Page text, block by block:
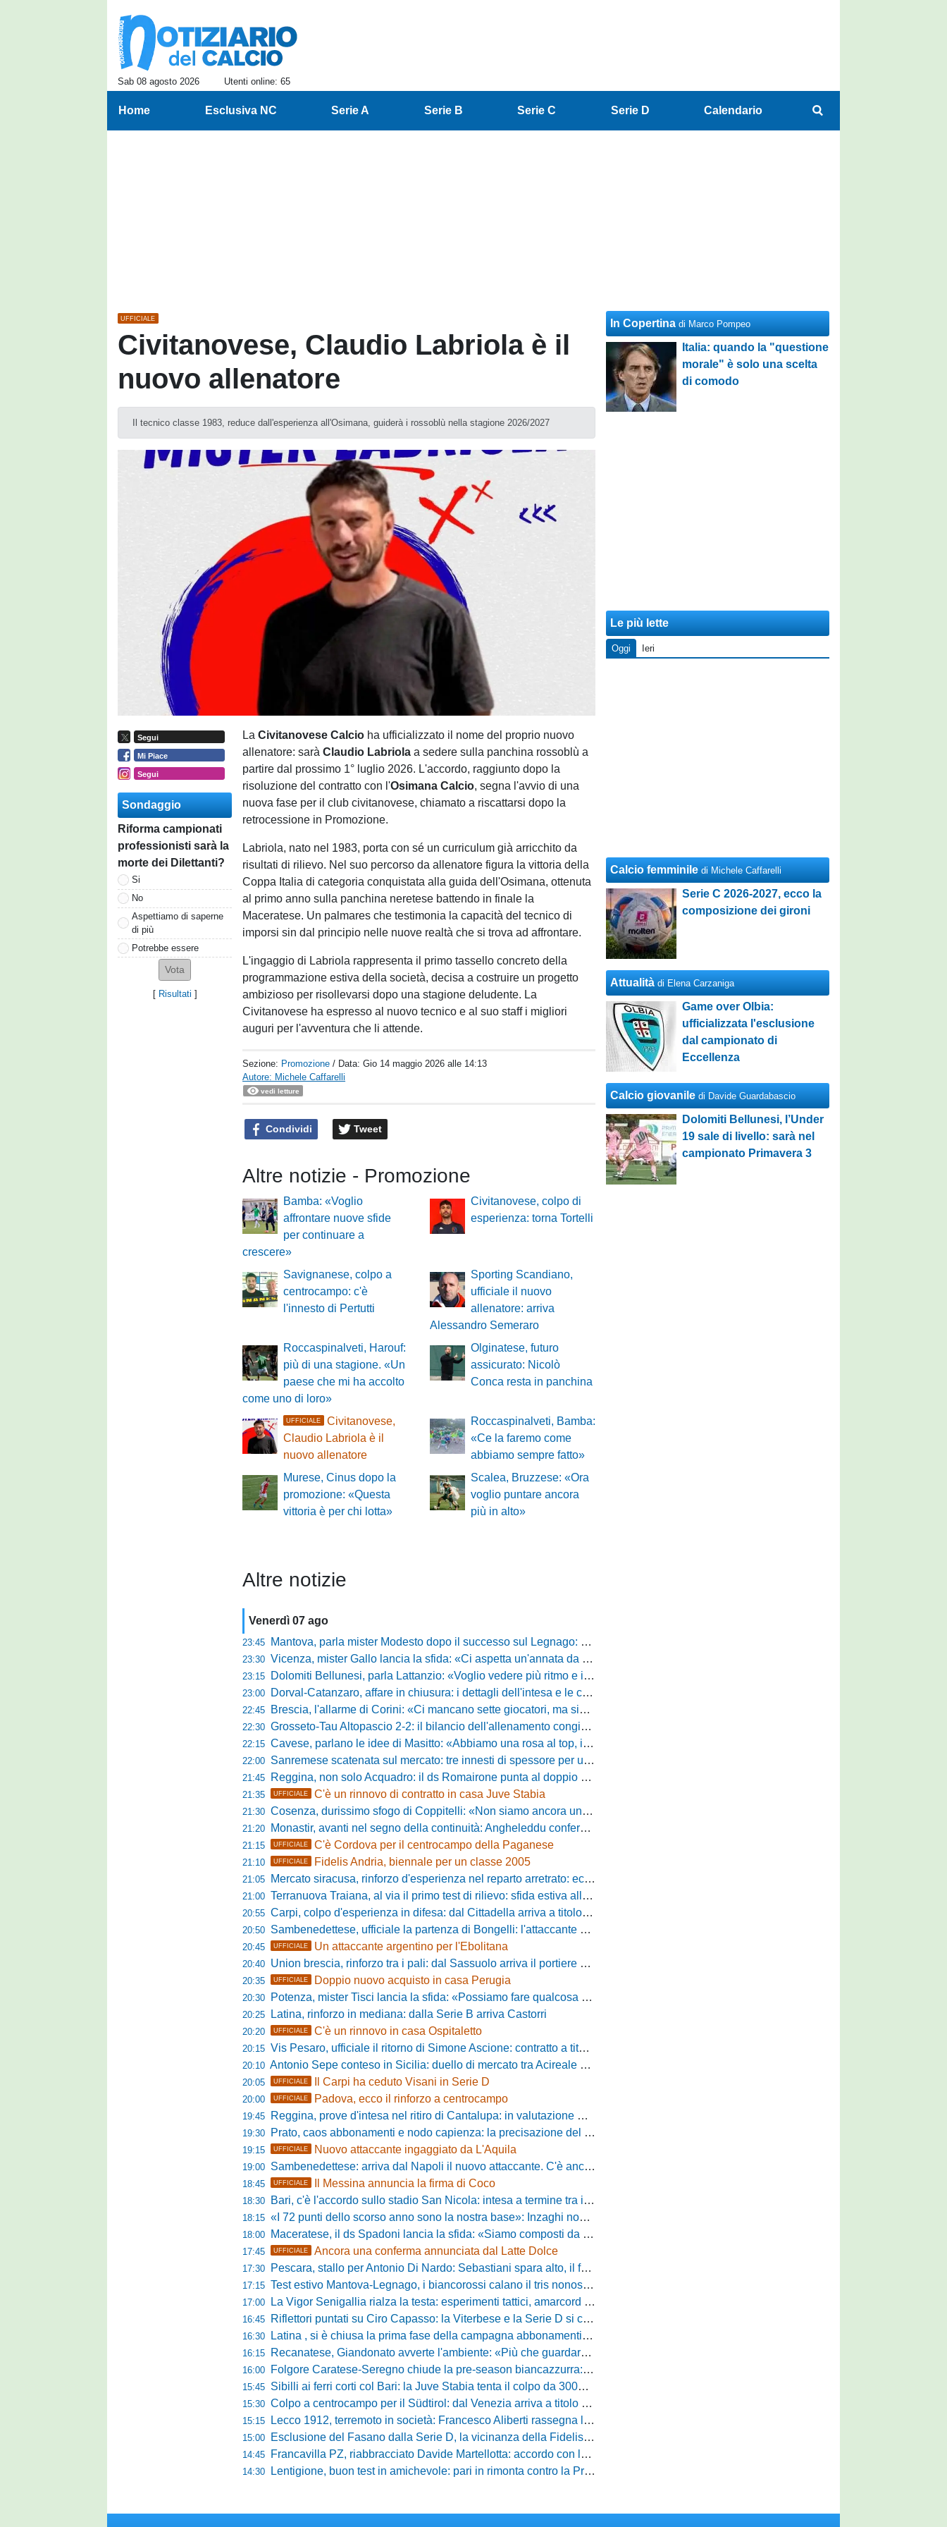
Sab 08 agosto 2026 Utenti online: 65
Home Esclusiva NC Serie A Serie B Serie C Serie D Calendario
UFFICIALE
Civitanovese, Claudio Labriola è il
nuovo allenatore
Il tecnico classe 1983, reduce dall'esperienza all'Osimana, guiderà i rossoblù nella stagione 2026/2027
Segui
Mi Piace
Segui
Sondaggio
Riforma campionati
professionisti sarà la
morte dei Dilettanti?
Si
No
Aspettiamo di saperne
di più
Potrebbe essere
[ Risultati ]
LaCivitanovese Calcio ha ufficializzato il nome del proprio nuovo
allenatore: saràClaudio Labriolaa sedere sulla panchina rossoblù a
partire dal prossimo 1° luglio 2026. L'accordo, raggiunto dopo la
risoluzione del contratto con l'Osimana Calcio, segna l'avvio di una
nuova fase per il club civitanovese, chiamato a riscattarsi dopo la
retrocessione in Promozione.
Labriola, nato nel 1983, porta con sé un curriculum già arricchito da
risultati di rilievo. Nel suo percorso da allenatore figura la vittoria della
Coppa Italia di categoria conquistata alla guida dell'Osimana, ottenuta
al primo anno sulla panchina neretese battendo in finale la
Maceratese. Un palmares che testimonia la capacità del tecnico di
imporsi sin dal principio nelle nuove realtà che si trova ad affrontare.
L'ingaggio di Labriola rappresenta il primo tassello concreto della
programmazione estiva della società, decisa a costruire un progetto
ambizioso per risollevarsi dopo una stagione deludente. La
Civitanovese ha espresso al nuovo tecnico e al suo staff i migliori
auguri per l'avventura che li attende.
Sezione: Promozione / Data:Gio 14 maggio 2026 alle 14:13
Autore: Michele Caffarelli
vedi letture
Condividi Tweet
Altre notizie - Promozione
Bamba: «Voglio
affrontare nuove sfide
per continuare a
crescere»
Civitanovese, colpo di
esperienza: torna Tortelli
Savignanese, colpo a
centrocampo: c'è
l'innesto di Pertutti
Sporting Scandiano,
ufficiale il nuovo
allenatore: arriva
Alessandro Semeraro
Roccaspinalveti, Harouf:
più di una stagione. «Un
paese che mi ha accolto
come uno di loro»
Olginatese, futuro
assicurato: Nicolò
Conca resta in panchina
UFFICIALE
Civitanovese,
Claudio Labriola è il
nuovo allenatore
Roccaspinalveti, Bamba:
«Ce la faremo come
abbiamo sempre fatto»
Murese, Cinus dopo la
promozione: «Questa
vittoria è per chi lotta»
Scalea, Bruzzese: «Ora
voglio puntare ancora
più in alto»
Altre notizie
Venerdì 07 ago
23:45 Mantova, parla mister Modesto dopo il successo sul Legnago: "Buona tenuta nervosa, ma dobbiamo migliorare"
23:30 Vicenza, mister Gallo lancia la sfida: «Ci aspetta un'annata da protagonisti in B, ma qui nessuno ha il posto fisso»
23:15 Dolomiti Bellunesi, parla Lattanzio: «Voglio vedere più ritmo e intensità, dobbiamo lasciare tutto sul campo»
23:00 Dorval-Catanzaro, affare in chiusura: i dettagli dell'intesa e le cifre dell'operazione
22:45 Brescia, l'allarme di Corini: «Ci mancano sette giocatori, ma siamo una squadra forte»
22:30 Grosseto-Tau Altopascio 2-2: il bilancio dell'allenamento congiunto e la risposta dei nuovi arrivi
22:15 Cavese, parlano le idee di Masitto: «Abbiamo una rosa al top, il pubblico del Lamberti ci spingerà lontano»
22:00 Sanremese scatenata sul mercato: tre innesti di spessore per un attacco da sogni
21:45 Reggina, non solo Acquadro: il ds Romairone punta al doppio colpo Baldan-Volpicelli
21:35 UFFICIALE C'è un rinnovo di contratto in casa Juve Stabia
21:30 Cosenza, durissimo sfogo di Coppitelli: «Non siamo ancora una squadra, ora serve tirare una riga!»
21:20 Monastir, avanti nel segno della continuità: Angheleddu confermato in panchina, in attacco arriva Loru
21:15 UFFICIALE C'è Cordova per il centrocampo della Paganese
21:10 UFFICIALE Fidelis Andria, biennale per un classe 2005
21:05 Mercato siracusa, rinforzo d'esperienza nel reparto arretrato: ecco Orlando
21:00 Terranuova Traiana, al via il primo test di rilievo: sfida estiva allo Zecchini con il Grosseto
20:55 Carpi, colpo d'esperienza in difesa: dal Cittadella arriva a titolo definitivo Riccardo Gatti
20:50 Sambenedettese, ufficiale la partenza di Bongelli: l'attaccante passa in Serie D
20:45 UFFICIALE Un attaccante argentino per l'Ebolitana
20:40 Union brescia, rinforzo tra i pali: dal Sassuolo arriva il portiere Gioele Zacchi
20:35 UFFICIALE Doppio nuovo acquisto in casa Perugia
20:30 Potenza, mister Tisci lancia la sfida: «Possiamo fare qualcosa di storico e regalarci la trasferta a Genova»
20:25 Latina, rinforzo in mediana: dalla Serie B arriva Castorri
20:20 UFFICIALE C'è un rinnovo in casa Ospitaletto
20:15 Vis Pesaro, ufficiale il ritorno di Simone Ascione: contratto a titolo definitivo fino al 2029
20:10 Antonio Sepe conteso in Sicilia: duello di mercato tra Acireale e Messina
20:05 UFFICIALE Il Carpi ha ceduto Visani in Serie D
20:00 UFFICIALE Padova, ecco il rinforzo a centrocampo
19:45 Reggina, prove d'intesa nel ritiro di Cantalupa: in valutazione Blazevic e Anton
19:30 Prato, caos abbonamenti e nodo capienza: la precisazione del club laniero
19:15 UFFICIALE Nuovo attaccante ingaggiato da L'Aquila
19:00 Sambenedettese: arriva dal Napoli il nuovo attaccante. C'è anche l'ufficialità
18:45 UFFICIALE Il Messina annuncia la firma di Coco
18:30 Bari, c'è l'accordo sullo stadio San Nicola: intesa a termine tra il Comune e il club di De Laurentiis
18:15 «I 72 punti dello scorso anno sono la nostra base»: Inzaghi non si nasconde e carica l'ambiente
18:00 Maceratese, il ds Spadoni lancia la sfida: «Siamo composti da elementi validi con motivazioni altissime»
17:45 UFFICIALE Ancora una conferma annunciata dal Latte Dolce
17:30 Pescara, stallo per Antonio Di Nardo: Sebastiani spara alto, il futuro resta un enigma
17:15 Test estivo Mantova-Legnago, i biancorossi calano il tris nonostante il gran caldo: il racconto de L'Arena
17:00 La Vigor Senigallia rialza la testa: esperimenti tattici, amarcord e lo sguardo al Rimini
16:45 Riflettori puntati su Ciro Capasso: la Viterbese e la Serie D si contendono l'esterno ex Fiorentina
16:30 Latina , si è chiusa la prima fase della campagna abbonamenti: circa 400 tessere rinnovate in prelazione
16:15 Recanatese, Giandonato avverte l'ambiente: «Più che guardare chi avremo di fronte, mi interessa vedere la mia squadra migliorare giorno dopo giorno»
16:00 Folgore Caratese-Seregno chiude la pre-season biancazzurra: info e dove vedere il match
15:45 Sibilli ai ferri corti col Bari: la Juve Stabia tenta il colpo da 300mila euro
15:30 Colpo a centrocampo per il Südtirol: dal Venezia arriva a titolo definitivo Bjarki Bjarkason
15:15 Lecco 1912, terremoto in società: Francesco Aliberti rassegna le dimissioni da tutte le cariche
15:00 Esclusione del Fasano dalla Serie D, la vicinanza della Fidelis Andria e le parole del presidente Vallarella
14:45 Francavilla PZ, riabbracciato Davide Martellotta: accordo con la Folgore Caratese per il ritorno in prestito
14:30 Lentigione, buon test in amichevole: pari in rimonta contro la Primavera del Sassuolo
In Copertina di Marco Pompeo
Italia: quando la "questione
morale" è solo una scelta
di comodo
Le più lette
Oggi Ieri
Calcio femminile di Michele Caffarelli
Serie C 2026-2027, ecco la
composizione dei gironi
Attualità di Elena Carzaniga
Game over Olbia:
ufficializzata l'esclusione
dal campionato di
Eccellenza
Calcio giovanile di Davide Guardabascio
Dolomiti Bellunesi, l’Under
19 sale di livello: sarà nel
campionato Primavera 3